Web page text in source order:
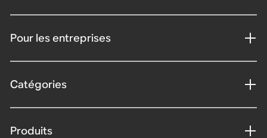
Pour les entreprises
Catégories
Produits